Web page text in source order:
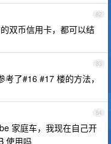
82
双币信用卡，都可以结
83
了#16 #17 楼的方法，
84
家庭车，我现在自己开
使用吗